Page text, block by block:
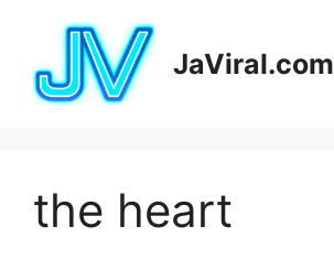
conteúdo
JaViral.com
the heart